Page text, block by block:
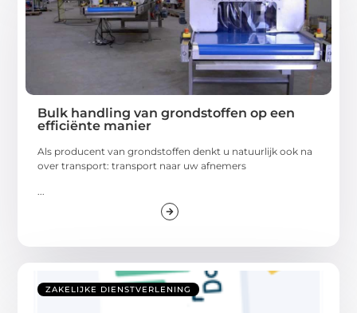
Bulk handling van grondstoffen op een
efficiënte manier
Als producent van grondstoffen denkt u natuurlijk ook na
over transport: transport naar uw afnemers
...
ZAKELIJKE DIENSTVERLENING